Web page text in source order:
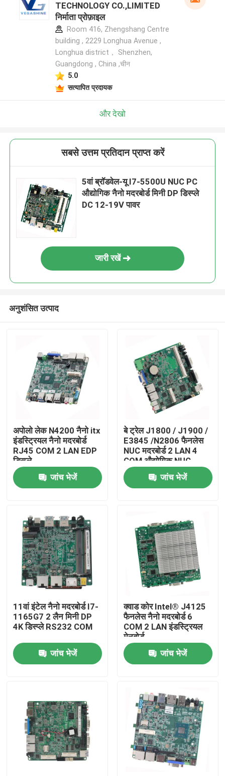
होम
उत्पाद
हमारे बारे में
फैक्टरी यात्रा
गुणवत्ता नियंत्रण
हमसे संपर्क करें
औद्योगिक मिनी पीसी
औद्योगिक पैनल पीसी
TECHNOLOGY CO.,LIMITED
निर्माता प्रोफ़ाइल
Room 416, Zhengshang Centre
building , 2229 Longhua Avenue ,
Longhua district， Shenzhen,
Guangdong , China ,चीन
5.0
सत्यापित प्रदायक
और देखो
सबसे उत्तम प्रतिदान प्राप्त करें
5वां ब्रॉडवेल-यू I7-5500U NUC PC
औद्योगिक नैनो मदरबोर्ड मिनी DP डिस्प्ले
DC 12-19V पावर
जारी रखें
अनुशंसित उत्पाद
अपोलो लेक N4200 नैनो itx
इंडस्ट्रियल नैनो मदरबोर्ड
RJ45 COM 2 LAN EDP
डिस्प्ले
जांच भेजें
बे ट्रेल J1800 / J1900 /
E3845 /N2806 फैनलेस
NUC मदरबोर्ड 2 LAN 4
COM औद्योगिक NUC
मेनबोर्ड
जांच भेजें
11वां इंटेल नैनो मदरबोर्ड I7-
1165G7 2 लैन मिनी DP
4K डिस्प्ले RS232 COM
जांच भेजें
क्वाड कोर Intel® J4125
फैनलेस नैनो मदरबोर्ड 6
COM 2 LAN इंडस्ट्रियल
मेनबोर्ड
जांच भेजें